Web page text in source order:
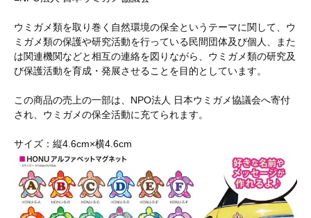
ウミガメ類を取り巻く自然環境の保全というテーマに関して、ウ
ミガメ類の保護や研究活動を行っている民間団体及び個人、また
は関連機関などと相互の連絡を図りながら、ウミガメ類の研究及
び保護活動を育成・発展させることを目的としています。
この商品の売上の一部は、NPO法人 日本ウミガメ協議会へ寄付
され、ウミガメの保全活動に充てられます。
サイズ：縦4.6cm×横4.6cm